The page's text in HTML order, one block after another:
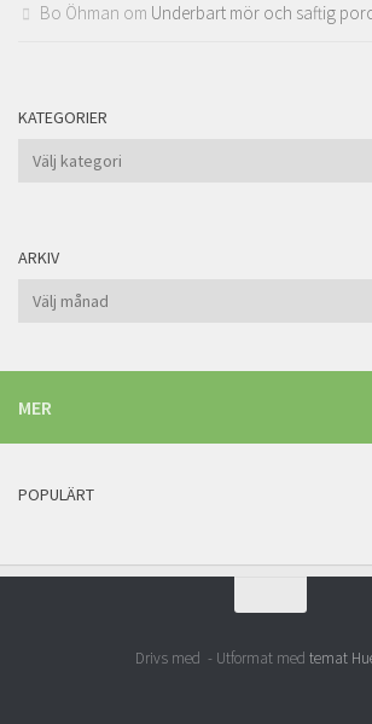
Bo Öhman om Underbart mör och saftig
KATEGORIER
Kategorier
ARKIV
Arkiv
MER
POPULÄRT
Drivs med - Utformat med temat